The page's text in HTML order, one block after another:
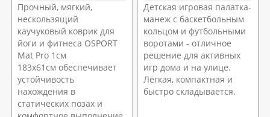
Прочный, мягкий,
нескользящий
каучуковый коврик для
йоги и фитнеса OSPORT
Mat Pro 1см
183х61см обеспечивает
устойчивость
нахождения в
статических позах и
Детская игровая палатка-
манеж с баскетбольным
кольцом и футбольными
воротами - отличное
решение для активных
игр дома и на улице.
Лёгкая, компактная и
быстро складывается.